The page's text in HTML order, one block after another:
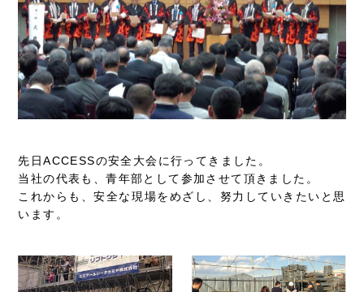
先日ACCESSの安全大会に行ってきました。
当社の代表も、青年部として参加させて頂きました。
これからも、安全な現場をめざし、努力していきたいと思
います。